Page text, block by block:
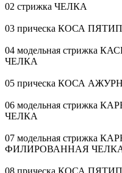
02 стрижка ЧЕЛКА
03 прическа КОСА
04 модельная стрижка
ЧЕЛКА
05 прическа КОСА
06 модельная стрижка
ЧЕЛКА
07 модельная стрижка
ФИЛИРОВАННАЯ
08 прическа КОСА